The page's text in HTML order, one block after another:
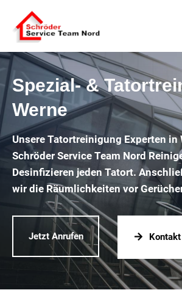
Spezial- &
Werne
Unsere Tatortreinigung Experten in
Schröder Service Team Nord
Desinfizieren jeden Tatort.
wir die Räumlichkeiten vor
Jetzt Anrufen Kontakt